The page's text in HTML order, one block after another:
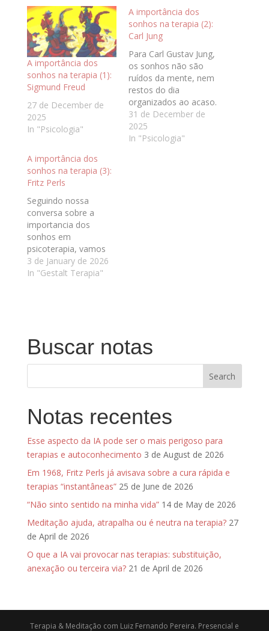
A importância dos
sonhos na terapia (1):
Sigmund Freud
27 de December de
2025
In "Psicologia"
A importância dos
sonhos na terapia (2):
Carl Jung
Para Carl Gustav Jung,
os sonhos não são
ruídos da mente, nem
restos do dia
organizados ao acaso.
Eles são uma das
formas mais sérias e
precisas de
31 de December de
2025
In "Psicologia"
A importância dos
sonhos na terapia (3):
Fritz Perls
Seguindo nossa
conversa sobre a
importancia dos
sonhos em
psicoterapia, vamos
até Fritz Perls,
fundador da Gestalt
lugar absolutamente
central no trabalho
psicoterapêutico. Ele
3 de January de 2026
In "Gestalt Terapia"
Buscar notas
Notas recentes
Esse aspecto da IA pode ser o mais perigoso para
terapias e autoconhecimento 3 de August de 2026
Em 1968, Fritz Perls já avisava sobre a cura rápida e
terapias “instantâneas” 25 de June de 2026
“Não sinto sentido na minha vida” 14 de May de 2026
Meditação ajuda, atrapalha ou é neutra na terapia? 27
de April de 2026
O que a IA vai provocar nas terapias: substituição,
anexação ou terceira via? 21 de April de 2026
Terapia & Meditação com Luiz Fernando Pereira. Presencial e